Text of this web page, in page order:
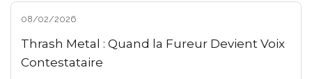
08/02/2026
Thrash Metal : Quand la Fureur Devient Voix
Contestataire